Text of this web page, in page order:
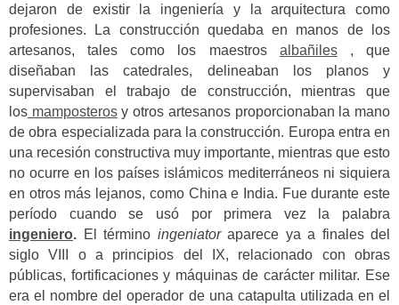
dejaron de existir la ingeniería y la arquitectura como
profesiones.
La construcción quedaba en manos de los
artesanos, tales como los maestros albañiles, que
diseñaban las catedrales, delineaban los planos y
supervisaban el trabajo de construcción, mientras que
los mamposterosy otros artesanos proporcionaban la mano
de obra especializada para la construcción. Europa entra en
una recesión constructiva muy importante, mientras que esto
no ocurre en los países islámicos mediterráneos ni siquiera
en otros más lejanos, como China e India. Fue durante este
período cuando se usó por primera vez la palabra
ingeniero. El término ingeniatoraparece ya a finales del
siglo VIII o a principios del IX, relacionado con obras
públicas, fortificaciones y máquinas de carácter militar. Ese
era el nombre del operador de una catapulta utilizada en el